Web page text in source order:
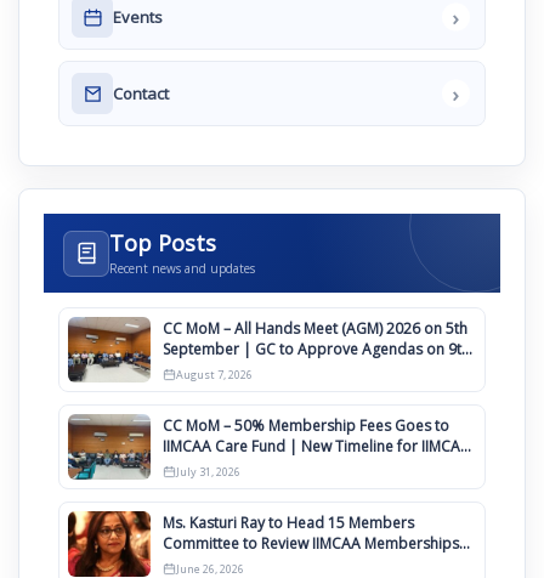
Events ›
Contact ›
Top Posts
Recent news and updates
CC MoM – All Hands Meet (AGM) 2026 on 5th
September | GC to Approve Agendas on 9th
August
August 7, 2026
CC MoM – 50% Membership Fees Goes to
IIMCAA Care Fund | New Timeline for IIMCAA
Awards 2027
July 31, 2026
Ms. Kasturi Ray to Head 15 Members
Committee to Review IIMCAA Memberships
Clauses for Constitution Amendment
June 26, 2026